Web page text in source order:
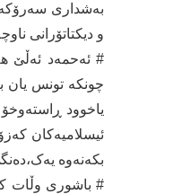
بەشداری
و دیکتاتۆرانی
# ئەحمەد ئەڵێ
چونکە تونس یان
یاخوود
ئیسلامیەکان
بکەنەوە
# باشوری وڵات